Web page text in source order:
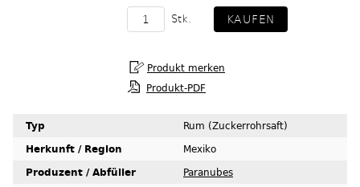
Stk.
Produkt-PDF
Typ
Rum (Zuckerrohrsaft)
Herkunft / Region
Mexiko
Produzent / Abfüller
Paranubes